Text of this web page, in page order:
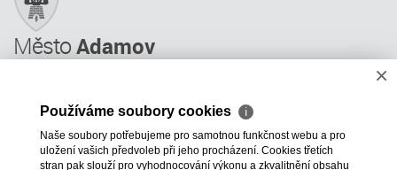
MěstoAdamov
Úřední deska
Informace
Odkazy a rady
×
Používáme soubory cookies ℹ
Naše soubory potřebujeme pro samotnou funkčnost webu a pro
uložení vašich předvoleb při jeho procházení. Cookies třetích
stran pak slouží pro vyhodnocování výkonu a zkvalitnění obsahu